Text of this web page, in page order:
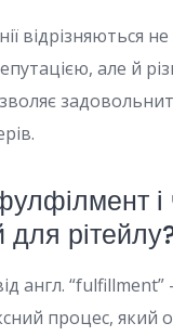
відрізняються
але й
і
англ.
процес, який